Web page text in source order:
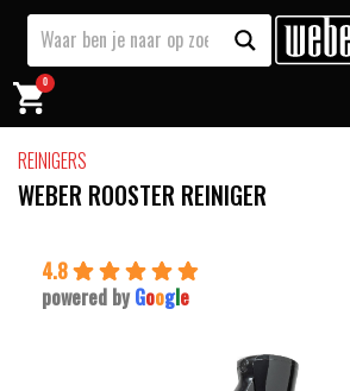
0
REINIGERS
WEBER ROOSTER REINIGER
4.8
powered by Google